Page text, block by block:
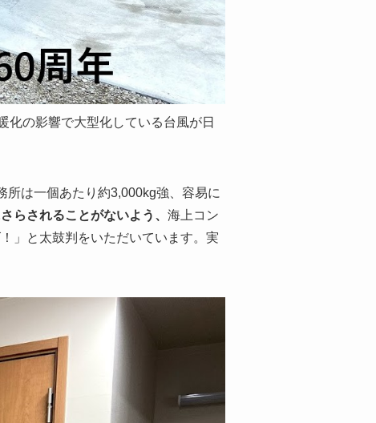
化の影響で大型化している台風が日
所は一個あたり約3,000kg強、容易に
らされることがないよう、 海上コン
」と太鼓判をいただいています。実